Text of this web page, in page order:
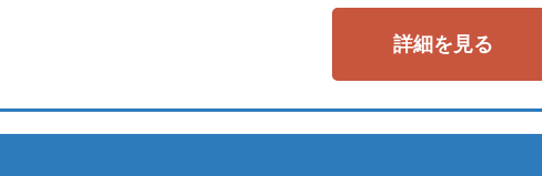
詳細を見る